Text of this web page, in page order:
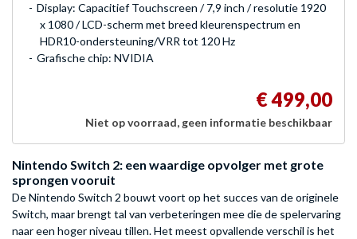
Display: Capacitief Touchscreen / 7,9 inch / resolutie 1920
x 1080 / LCD-scherm met breed kleurenspectrum en
HDR10-ondersteuning/VRR tot 120 Hz
Grafische chip: NVIDIA
€ 499,00
Niet op voorraad, geen informatie beschikbaar
Nintendo Switch 2: een waardige opvolger met grote
sprongen vooruit
De Nintendo Switch 2 bouwt voort op het succes van de originele
Switch, maar brengt tal van verbeteringen mee die de spelervaring
naar een hoger niveau tillen. Het meest opvallende verschil is het